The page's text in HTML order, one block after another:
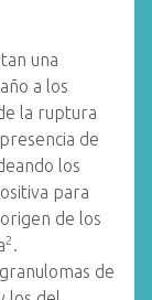
una
a los
la ruptura
de
los
para
de los
2 .
de